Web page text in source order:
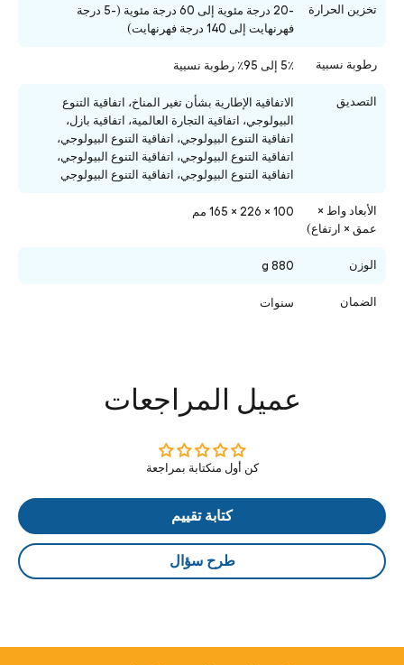
تخزين الحرارة
-20 درجة مئوية إلى 60 درجة مئوية (-5 درجة
فهرنهايت إلى 140 درجة فهرنهايت)
رطوبة نسبية 5٪ إلى 95٪ رطوبة نسبية
التصديق
الاتفاقية الإطارية بشأن تغير المناخ، اتفاقية التنوع
البيولوجي، اتفاقية التجارة العالمية، اتفاقية بازل،
اتفاقية التنوع البيولوجي، اتفاقية التنوع البيولوجي،
اتفاقية التنوع البيولوجي، اتفاقية التنوع البيولوجي،
اتفاقية التنوع البيولوجي، اتفاقية التنوع البيولوجي
الأبعاد واط ×
عمق × ارتفاع)
100 × 226 × 165 مم
الوزن 880 g
الضمان سنوات
عميل المراجعات
كن أول منكتابة بمراجعة
كتابة تقييم
طرح سؤال